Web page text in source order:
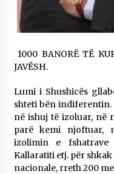
14/10/2025
Selami.
04/10/2025
KALLARATI NË AKSIONET
RINDËRTIMIN E VENDIT –
22/09/2025
1000 BANORË TË
JAVËSH.
Lumi i Shushicës
shteti bën indiferentin.
në ishuj të izoluar, në
parë kemi njoftuar,
izolimin e fshatrave
Kallaratiti etj. për
nacionale, rreth 200